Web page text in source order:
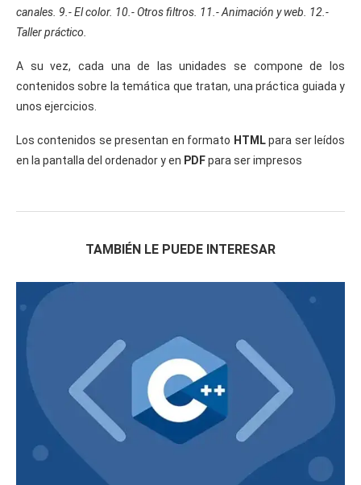
canales. 9.- El color. 10.- Otros filtros. 11.- Animación y web. 12.-
Taller práctico.
A su vez, cada una de las unidades se compone de los
contenidos sobre la temática que tratan, una práctica guiada y
unos ejercicios.
Los contenidos se presentan en formato HTMLpara ser leídos
en la pantalla del ordenador y en PDFpara ser impresos
TAMBIÉN LE PUEDE INTERESAR